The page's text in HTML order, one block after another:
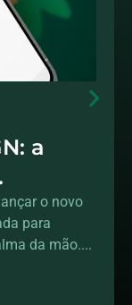
a
o novo
para
da mão....